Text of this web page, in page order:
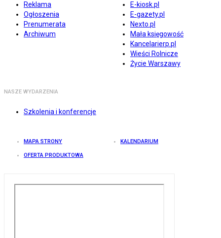
Reklama
Ogłoszenia
Prenumerata
Archiwum
E-kiosk.pl
E-gazety.pl
Nexto.pl
Mała księgowość
Kancelarierp.pl
Wieści Rolnicze
Życie Warszawy
NASZE WYDARZENIA
Szkolenia i konferencje
MAPA STRONY KALENDARIUM
OFERTA PRODUKTOWA